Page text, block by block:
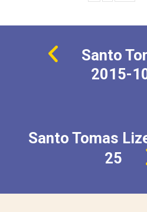
Santo
2015-
Santo Tomas
25